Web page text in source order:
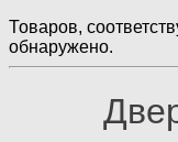
Товаров,
обнаружено.